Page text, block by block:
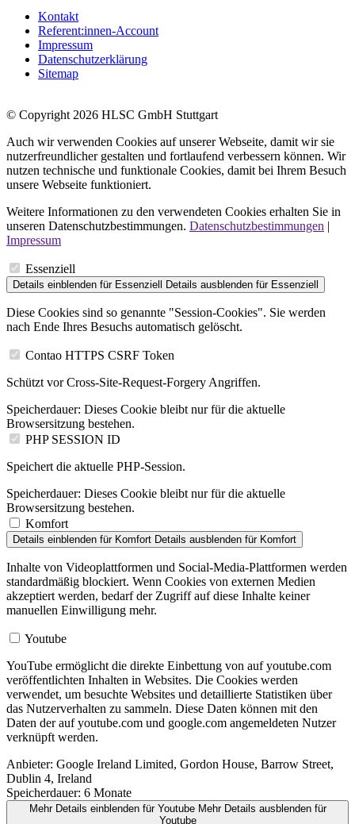
Kontakt
Referent:innen-Account
Impressum
Datenschutzerklärung
Sitemap
© Copyright 2026 HLSC GmbH Stuttgart
Auch wir verwenden Cookies auf unserer Webseite, damit wir sie
nutzerfreundlicher gestalten und fortlaufend verbessern können. Wir
nutzen technische und funktionale Cookies, damit bei Ihrem Besuch
unsere Webseite funktioniert.
Weitere Informationen zu den verwendeten Cookies erhalten Sie in
unseren Datenschutzbestimmungen. Datenschutzbestimmungen |
Impressum
Essenziell
Details einblenden für Essenziell Details ausblenden für Essenziell
Diese Cookies sind so genannte "Session-Cookies". Sie werden
nach Ende Ihres Besuchs automatisch gelöscht.
Contao HTTPS CSRF Token
Schützt vor Cross-Site-Request-Forgery Angriffen.
Speicherdauer: Dieses Cookie bleibt nur für die aktuelle
Browsersitzung bestehen.
PHP SESSION ID
Speichert die aktuelle PHP-Session.
Speicherdauer: Dieses Cookie bleibt nur für die aktuelle
Browsersitzung bestehen.
Komfort
Details einblenden für Komfort Details ausblenden für Komfort
Inhalte von Videoplattformen und Social-Media-Plattformen werden
standardmäßig blockiert. Wenn Cookies von externen Medien
akzeptiert werden, bedarf der Zugriff auf diese Inhalte keiner
manuellen Einwilligung mehr.
Youtube
YouTube ermöglicht die direkte Einbettung von auf youtube.com
veröffentlichten Inhalten in Websites. Die Cookies werden
verwendet, um besuchte Websites und detaillierte Statistiken über
das Nutzerverhalten zu sammeln. Diese Daten können mit den
Daten der auf youtube.com und google.com angemeldeten Nutzer
verknüpft werden.
Anbieter: Google Ireland Limited, Gordon House, Barrow Street,
Dublin 4, Ireland
Speicherdauer: 6 Monate
Mehr Details einblendenfür Youtube Mehr Details ausblendenfür
Youtube